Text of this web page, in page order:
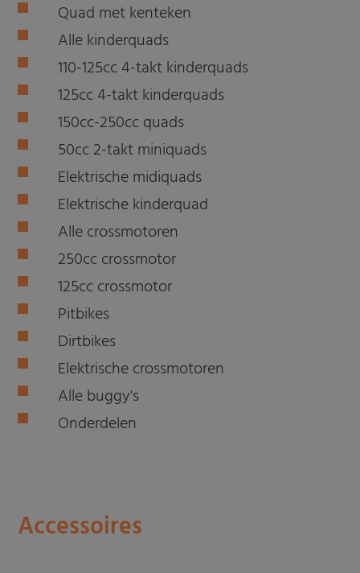
Quad met kenteken
Alle kinderquads
110-125cc 4-takt kinderquads
125cc 4-takt kinderquads
150cc-250cc quads
50cc 2-takt miniquads
Elektrische midiquads
Elektrische kinderquad
Alle crossmotoren
250cc crossmotor
125cc crossmotor
Pitbikes
Dirtbikes
Elektrische crossmotoren
Alle buggy's
Onderdelen
Accessoires